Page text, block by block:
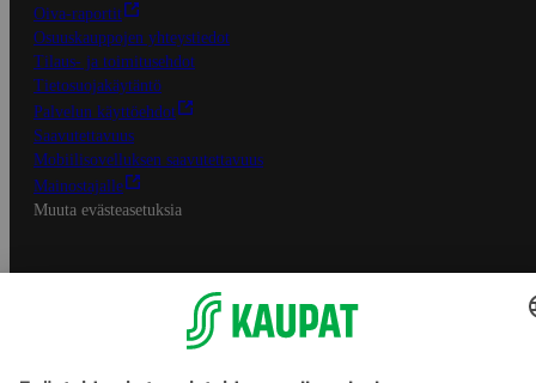
Oiva-raportit
Osuuskauppojen yhteystiedot
Tilaus- ja toimitusehdot
Tietosuojakäytäntö
Palvelun käyttöehdot
Saavutettavuus
Mobiilisovelluksen saavutettavuus
Mainostajalle
Muuta evästeasetuksia
S-ryhmän palvelut